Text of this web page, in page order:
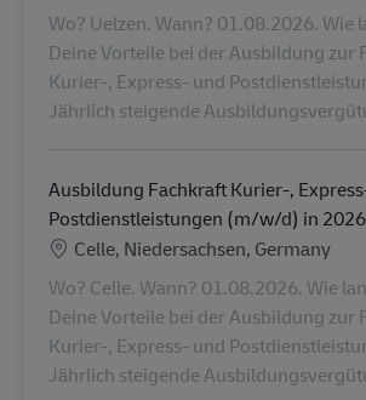
Wo? Uelzen. Wann? 01.08.2026. Wie
Deine Vorteile bei der Ausbildung zur
Kurier-, Express- und
Jährlich steigende
Ausbildung Fachkraft Kurier-,
Postdienstleistungen (m/w/d) in 2026
Localização
Celle, Niedersachsen, Germany
Wo? Celle. Wann? 01.08.2026. Wie
Deine Vorteile bei der Ausbildung zur
Kurier-, Express- und
Jährlich steigende